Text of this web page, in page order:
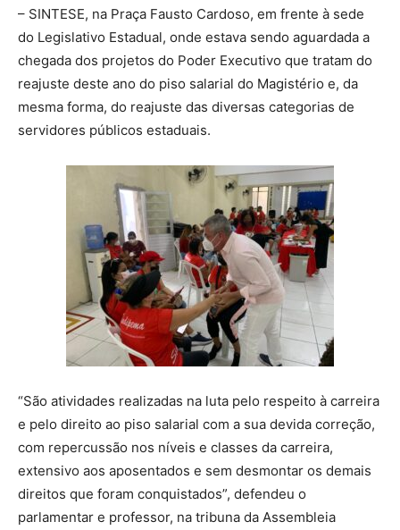
– SINTESE, na Praça Fausto Cardoso, em frente à sede
do Legislativo Estadual, onde estava sendo aguardada a
chegada dos projetos do Poder Executivo que tratam do
reajuste deste ano do piso salarial do Magistério e, da
mesma forma, do reajuste das diversas categorias de
servidores públicos estaduais.
“São atividades realizadas na luta pelo respeito à carreira
e pelo direito ao piso salarial com a sua devida correção,
com repercussão nos níveis e classes da carreira,
extensivo aos aposentados e sem desmontar os demais
direitos que foram conquistados”, defendeu o
parlamentar e professor, na tribuna da Assembleia